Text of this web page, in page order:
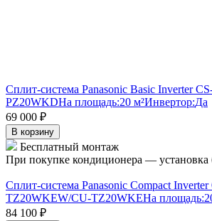
Сплит-система Panasonic Basic Inverter
PZ20WKDНа площадь:20 м²Инвертор:Да
69 000 ₽
В корзину
Бесплатный монтаж
При покупке кондиционера — установка
Сплит-система Panasonic Compact Inverter
TZ20WKEW/CU-TZ20WKEНа площадь:
84 100 ₽